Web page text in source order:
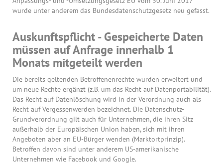
wurde unter anderem das Bundesdatenschutzgesetz neu gefasst.
Auskunftspflicht - Gespeicherte Daten
müssen auf Anfrage innerhalb 1
Monats mitgeteilt werden
Die bereits geltenden Betroffenenrechte wurden erweitert und
um neue Rechte ergänzt (z.B. um das Recht auf Datenportabilität).
Das Recht auf Datenlöschung wird in der Verordnung auch als
Recht auf Vergessenwerden bezeichnet. Die Datenschutz-
Grundverordnung gilt auch für Unternehmen, die ihren Sitz
außerhalb der Europäischen Union haben, sich mit ihren
Angeboten aber an EU-Bürger wenden (Marktortprinzip).
Betroffen davon sind unter anderem US-amerikanische
Unternehmen wie Facebook und Google.